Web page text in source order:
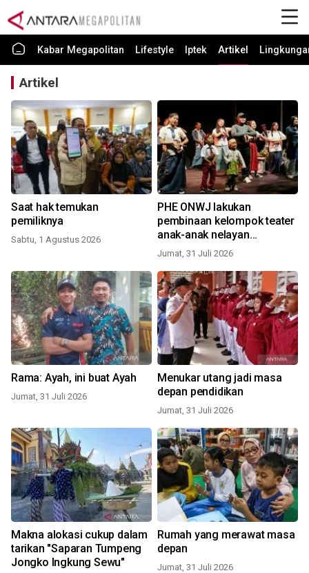
Kabar Megapolitan Lifestyle Iptek Artikel
Artikel
Saat hak temukan
pemiliknya
Sabtu, 1 Agustus 2026
PHE ONWJ lakukan
pembinaan kelompok teater
anak-anak nelayan
Karawang
Jumat, 31 Juli 2026
Rama: Ayah, ini buat Ayah
Jumat, 31 Juli 2026
Menukar utang jadi masa
depan pendidikan
Jumat, 31 Juli 2026
Makna alokasi cukup dalam
tarikan "Saparan Tumpeng
Jongko Ingkung Sewu"
Rumah yang merawat masa
depan
Jumat, 31 Juli 2026